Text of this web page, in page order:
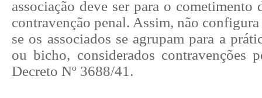
associação deve ser para o cometimento
contravenção penal. Assim, não
se os associados se agrupam para a
ou bicho, considerados contravenções
Decreto Nº 3688/41.